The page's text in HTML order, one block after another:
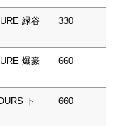
緑谷
330
爆豪
660
ト
660